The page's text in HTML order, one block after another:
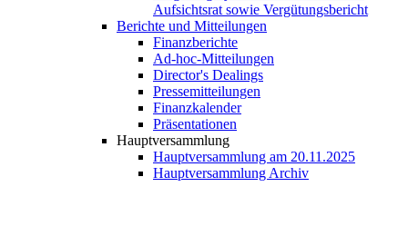
Aufsichtsrat sowie Vergütungsbericht
Berichte und Mitteilungen
Finanzberichte
Ad-hoc-Mitteilungen
Director's Dealings
Pressemitteilungen
Finanzkalender
Präsentationen
Hauptversammlung
Hauptversammlung am 20.11.2025
Hauptversammlung Archiv